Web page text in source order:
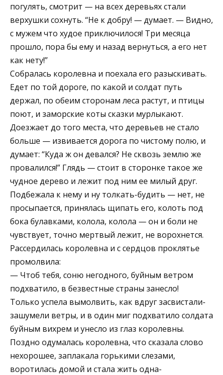
погулять, смотрит — на всех деревьях стали
верхушки сохнуть. “Не к добру! — думает. — Видно,
с мужем что худое приключилося! Три месяца
прошло, пора бы ему и назад вернуться, а его нет
как нету!”
Собралась королевна и поехала его разыскивать.
Едет по той дороге, по какой и солдат путь
держал, по обеим сторонам леса растут, и птицы
поют, и заморские коты сказки мурлыкают.
Доезжает до того места, что деревьев не стало
больше — извивается дорога по чистому полю, и
думает: “Куда ж он девался? Не сквозь землю же
провалился!” Глядь — стоит в сторонке такое же
чудное дерево и лежит под ним ее милый друг.
Подбежала к нему и ну толкать-будить — нет, не
просыпается, принялась щипать его, колоть под
бока булавками, колола, колола — он и боли не
чувствует, точно мертвый лежит, не ворохнется.
Рассердилась королевна и с сердцов проклятье
промолвила:
— Чтоб тебя, соню негодного, буйным ветром
подхватило, в безвестные страны занесло!
Только успела вымолвить, как вдруг засвистали-
зашумели ветры, и в один миг подхватило солдата
буйным вихрем и унесло из глаз королевны.
Поздно одумалась королевна, что сказала слово
нехорошее, заплакала горькими слезами,
воротилась домой и стала жить одна-